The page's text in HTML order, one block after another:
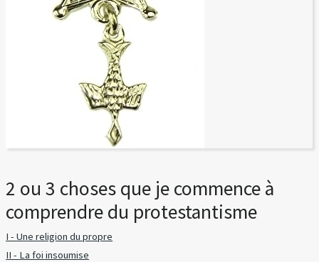
2 ou 3 choses que je commence à
comprendre du protestantisme
I - Une religion du propre
II - La foi insoumise